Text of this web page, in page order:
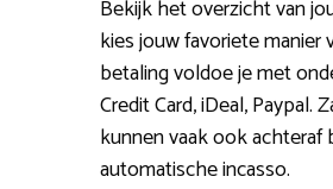
Bekijk het overzicht van
kies jouw favoriete manier
betaling voldoe je met
Credit Card, iDeal, Paypal.
kunnen vaak ook
automatische incasso.